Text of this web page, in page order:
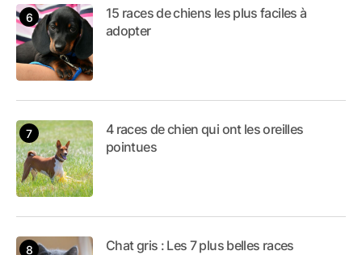
15 races de chiens les plus faciles à
adopter
4 races de chien qui ont les oreilles
pointues
Chat gris : Les 7 plus belles races